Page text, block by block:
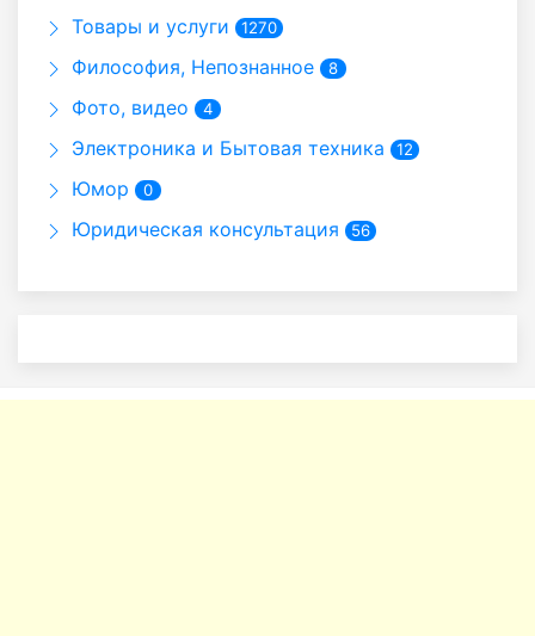
Товары и услуги 1270
Философия, Непознанное 8
Фото, видео 4
Электроника и Бытовая техника 12
Юмор 0
Юридическая консультация 56